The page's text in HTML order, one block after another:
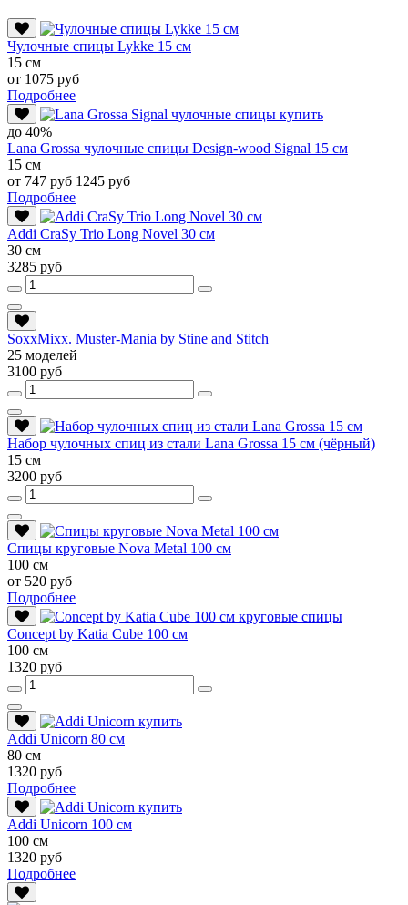
Чулочные спицы Lykke 15 см
15 см
от 1075 руб
Подробнее
до 40%
Lana Grossa чулочные спицы Design-wood Signal 15 см
15 см
от 747 руб 1245 руб
Подробнее
Addi CraSy Trio Long Novel 30 см
30 см
3285 руб
SoxxMixx. Muster-Mania by Stine and Stitch
25 моделей
3100 руб
Набор чулочных спиц из стали Lana Grossa 15 см (чёрный)
15 см
3200 руб
Спицы круговые Nova Metal 100 см
100 см
от 520 руб
Подробнее
Conсept by Katia Cube 100 см
100 см
1320 руб
Addi Unicorn 80 см
80 см
1320 руб
Подробнее
Addi Unicorn 100 см
100 см
1320 руб
Подробнее